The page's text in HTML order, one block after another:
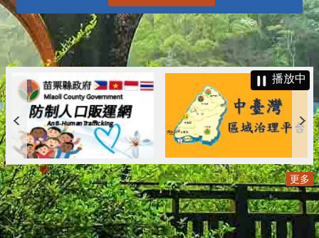
播放中
更多